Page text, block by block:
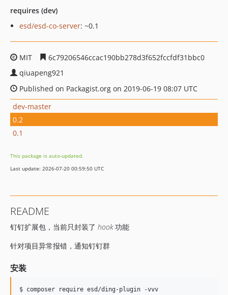
requires (dev)
esd/esd-co-server: ~0.1
MIT
6c79206546ccac190bb278d3f652fccfdf31bbc0
qiuapeng921
Published on Packagist.org on 2019-06-19 08:07 UTC
dev-master
0.2
0.1
This package is auto-updated.
Last update: 2026-07-20 00:59:50 UTC
README
钉钉扩展包，当前只封装了 hook功能
针对项目异常报错，通知钉钉群
安装
$ composer require esd/ding-plugin -vvv